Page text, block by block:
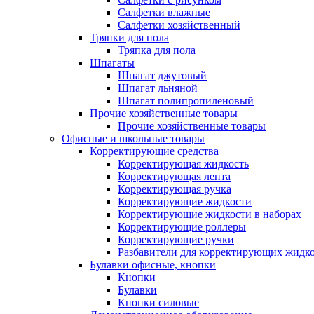
Салфетки влажные
Салфетки хозяйственный
Тряпки для пола
Тряпка для пола
Шпагаты
Шпагат джутовый
Шпагат льняной
Шпагат полипропиленовый
Прочие хозяйственные товары
Прочие хозяйственные товары
Офисные и школьные товары
Корректирующие средства
Корректирующая жидкость
Корректирующая лента
Корректирующая ручка
Корректирующие жидкости
Корректирующие жидкости в наборах
Корректирующие роллеры
Корректирующие ручки
Разбавители для корректирующих
Булавки офисные, кнопки
Кнопки
Булавки
Кнопки силовые